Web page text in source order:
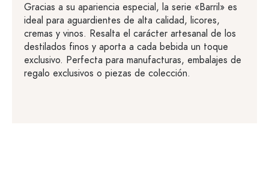
Gracias a su apariencia especial, la serie «Barril» es
ideal para aguardientes de alta calidad, licores,
cremas y vinos. Resalta el carácter artesanal de los
destilados finos y aporta a cada bebida un toque
exclusivo. Perfecta para manufacturas, embalajes de
regalo exclusivos o piezas de colección.